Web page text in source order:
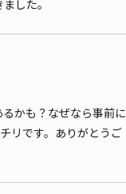
した。
かも？なぜなら事前に
リです。ありがとうご